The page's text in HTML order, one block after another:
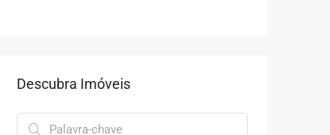
Descubra Imóveis